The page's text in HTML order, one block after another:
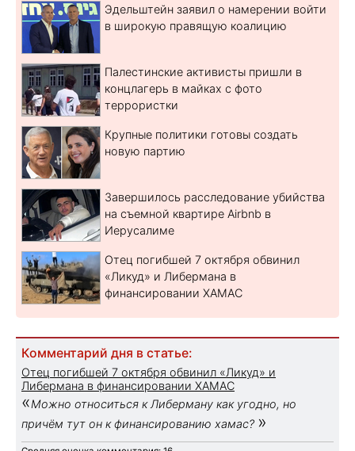
Эдельштейн заявил о намерении войти
в широкую правящую коалицию
Палестинские активисты пришли в
концлагерь в майках с фото
террористки
Крупные политики готовы создать
новую партию
Завершилось расследование убийства
на съемной квартире Airbnb в
Иерусалиме
Отец погибшей 7 октября обвинил
«Ликуд» и Либермана в
финансировании ХАМАС
Комментарий дня в статье:
Отец погибшей 7 октября обвинил «Ликуд» и
Либермана в финансировании ХАМАС
«Можно относиться к Либерману как угодно, но
причём тут он к финансированию хамас? »